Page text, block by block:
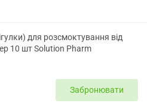
для розсмоктування від
10 шт Solution Pharm
Забронювати